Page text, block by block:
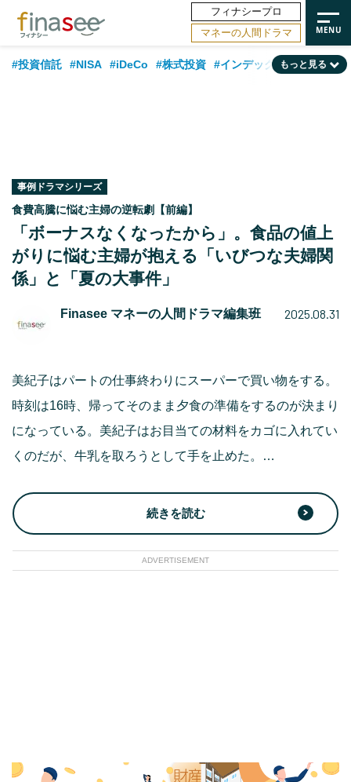
フィナシープロ
マネーの人間ドラマ
#投資信託 #NISA #iDeCo #株式投資 #インデックスファンド
#フィナンシャル・ウェルビーイング
#60代
もっと見る
事例ドラマシリーズ
食費高騰に悩む主婦の逆転劇【前編】
「ボーナスなくなったから」。食品の値上
がりに悩む主婦が抱える「いびつな夫婦関
係」と「夏の大事件」
Finasee マネーの人間ドラマ編集班 2025.08.31
美紀子はパートの仕事終わりにスーパーで買い物をする。
時刻は16時、帰ってそのまま夕食の準備をするのが決まり
になっている。美紀子はお目当ての材料をカゴに入れてい
くのだが、牛乳を取ろうとして手を止めた。…
続きを読む
ADVERTISEMENT